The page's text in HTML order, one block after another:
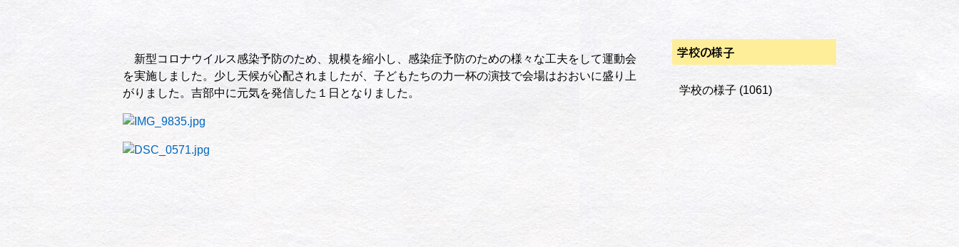
新型コロナウイルス感染予防のため、規模を縮小し、感染症予防のための様々な工夫をして運動会
を実施しました。少し天候が心配されましたが、子どもたちの力一杯の演技で会場はおおいに盛り上
がりました。吉部中に元気を発信した１日となりました。
学校の様子
学校の様子 (1061)